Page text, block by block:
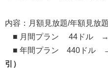
内容：月額見放題/年額見放
■ 月間プラン 44ドル
■ 年間プラン 440ド
引）